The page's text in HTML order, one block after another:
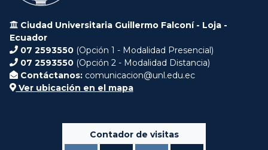
Ciudad Universitaria Guillermo Falconí - Loja -
Ecuador
07 2593550 (Opción 1 - Modalidad Presencial)
07 2593550 (Opción 2 - Modalidad Distancia)
Contáctanos: comunicacion@unl.edu.ec
Ver ubicación en el mapa
Contador de visitas